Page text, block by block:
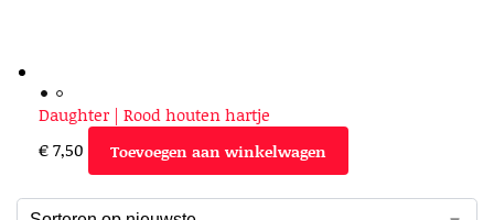
Daughter | Rood houten hartje
€7,50 Toevoegen aan winkelwagen